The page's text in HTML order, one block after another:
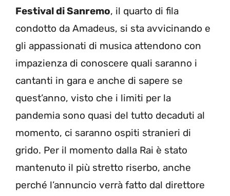
Festival di Sanremo, il quarto di fila
condotto da Amadeus, si sta avvicinando e
gli appassionati di musica attendono con
impazienza di conoscere quali saranno i
cantanti in gara e anche di sapere se
quest’anno, visto che i limiti per la
pandemia sono quasi del tutto decaduti al
momento, ci saranno ospiti stranieri di
grido. Per il momento dalla Rai è stato
mantenuto il più stretto riserbo, anche
perché l’annuncio verrà fatto dal direttore